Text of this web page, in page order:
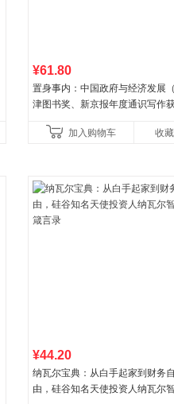
¥61.80
置身事内：中国政府与经济发展
津图书奖、新京报年度通识写作
菘、张军、周黎安、王烁联
加入购物车 收藏
¥44.20
纳瓦尔宝典：从白手起家到财务
由，硅谷知名天使投资人纳瓦尔